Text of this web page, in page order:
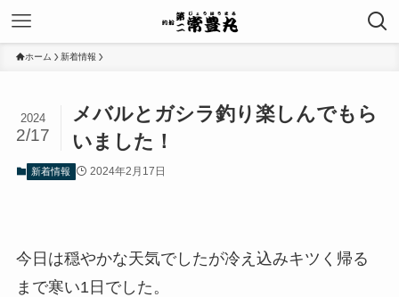
ホーム 新着情報
メバルとガシラ釣り楽しんでもら
いました！
2024
2/17
新着情報 2024年2月17日
今日は穏やかな天気でしたが冷え込みキツく帰る
まで寒い1日でした。